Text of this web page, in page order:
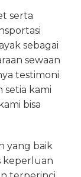
serta
sebagai
sewaan
testimoni
setia kami
bisa
yang baik
keperluan